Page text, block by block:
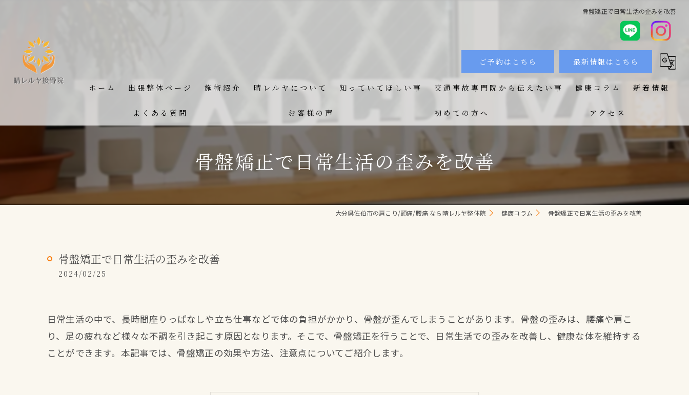
骨盤矯正で日常生活の歪みを改善
ご予約はこちら 最新情報はこちら
ホーム 出張整体ページ 施術紹介 晴レルヤについて 知っていてほしい事 交通事故専門院から伝えたい事 健康コラム 新着情報
よくある質問 お客様の声 初めての方へ アクセス
骨盤矯正で日常生活の歪みを改善
大分県佐伯市の肩こり/頭痛/腰痛 なら晴レルヤ整体院 健康コラム 骨盤矯正で日常生活の歪みを改善
骨盤矯正で日常生活の歪みを改善
2024/02/25
日常生活の中で、長時間座りっぱなしや立ち仕事などで体の負担がかかり、骨盤が歪んでしまうことがあります。骨盤の歪みは、腰痛や肩こ
り、足の疲れなど様々な不調を引き起こす原因となります。そこで、骨盤矯正を行うことで、日常生活での歪みを改善し、健康な体を維持する
ことができます。本記事では、骨盤矯正の効果や方法、注意点についてご紹介します。